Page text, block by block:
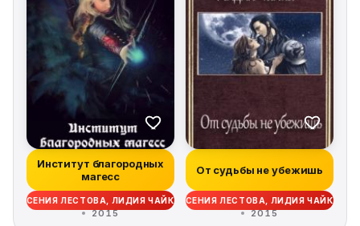
Институт благородных
магесс
КСЕНИЯ ЛЕСТОВА, ЛИДИЯ ЧАЙКА
2015
От судьбы не убежишь
КСЕНИЯ ЛЕСТОВА, ЛИДИЯ ЧАЙКА
2015